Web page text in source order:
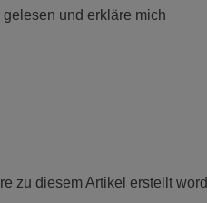
gelesen und erkläre mich
zu diesem Artikel erstellt